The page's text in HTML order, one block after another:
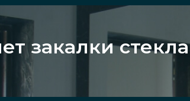
качества;
закалки стекла